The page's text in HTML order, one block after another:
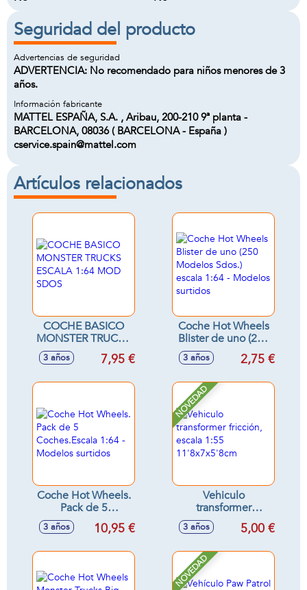
Seguridad del producto
Advertencias de seguridad
ADVERTENCIA: No recomendado para niños menores de 3
años.
Información fabricante
MATTEL ESPAÑA, S.A. , Aribau, 200-210 9ª planta -
BARCELONA, 08036 ( BARCELONA - España )
cservice.spain@mattel.com
Artículos relacionados
COCHE BASICO
MONSTER TRUCKS
ESCALA 1:64 MOD
SDOS
3 años 7,95 €
Coche Hot Wheels
Blister de uno (250
Modelos Sdos.)
escala 1:64 -
3 años 2,75 €
Coche Hot Wheels.
Pack de 5
Coches.Escala 1:64
- Modelos surtidos
3 años 10,95 €
NOVEDAD
Vehiculo
transformer
fricción, escala 1:55
11'8x7x5'8cm
3 años 5,00 €
NOVEDAD